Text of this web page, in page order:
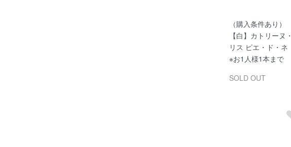
（購入条件あり）
【白】カトリーヌ・
リス ピエ・ド・ネ
※お1人様1本まで
SOLD OUT